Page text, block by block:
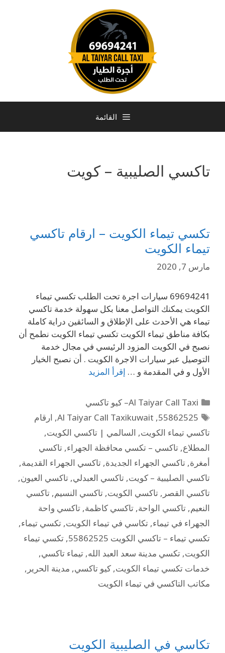
القائمة
تاكسي الصليبية – كويت
تكسي تيماء الكويت – ارقام تاكسي
تيماء الكويت
مارس 7, 2020
69694241 سيارات اجرة تحت الطلب تكسي تيماء
الكويت يمكنك التواصل معنا بكل سهولة خدمة تاكسي
تيماء هي الأحدث على الإطلاق و السائقين دراية كاملة
بكافة مناطق تيماء الكويت تكسي تيماء الكويت نطمح أن
نصبح في الكويت المزود الرئيسي في مجال خدمة
التوصيل عبر سيارات الاجرة الكويت . أن نصبح الخيار
الأول و في المقدمة و … إقرأ المزيد
Al Taiyar Call Taxi– كيو تاكسي
55862525
,
Al Taiyar Call Taxikuwait
, ارقام
تاكسي تيماء الكويت, السالمي | تاكسي الكويت,
المطلاع, تاكسي – تكسي محافظة الجهراء, تاكسي
أمغرة, تاكسي الجهراء الجديدة, تاكسي الجهراء القديمة,
تاكسي الصليبية – كويت, تاكسي العبدلي, تاكسي العيون,
تاكسي القصر , تاكسي الكويت, تاكسي النسيم, تاكسي
النعيم, تاكسي الواحة, تاكسي كاظمة, تاكسي واحة
الجهراء في تيماء, تكاسي في تيماء الكويت, تكسي تيماء,
تكسي تيماء – تاكسي الكويت 55862525
, تكسي تيماء
الكويت, تكسي مدينة سعد العبد الله, تيماء تاكسي,
خدمات تكسي تيماء الكويت, كيو تاكسي, مدينة الحرير ,
مكاتب التاكسي في تيماء الكويت
تكاسي في الصليبية الكويت